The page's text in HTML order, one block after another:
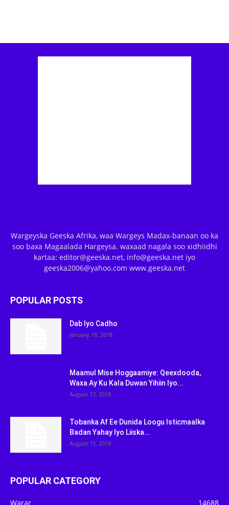
Wargeyska Geeska Afrika, waa Wargeys Madax-banaan oo ka
soo baxa Magaalada Hargeysa. waxaad nagala soo xidhiidhi
kartaa: editor@geeska.net, info@geeska.net iyo
geeska2006@yahoo.com www.geeska.net
POPULAR POSTS
Dab Iyo Cadho
January 18, 2018
Maamul Mise Hoggaamiye: Qeexdooda,
Waxa Ay Ku Kala Duwan Yihiin Iyo...
August 17, 2018
Tobanka Af Ee Dunida Loogu Isticmaalka
Badan Yahay Iyo Liiska...
August 15, 2018
POPULAR CATEGORY
Warar 14688